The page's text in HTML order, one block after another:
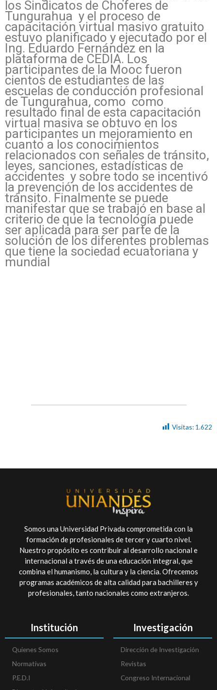
los Sindicatos de Choferes de
Tungurahua y el proceso de
capacitación virtual masivo gratuito
estuvo planificado y ejecutado por el
Ing. Eduardo Fernández en la
plataforma de CEDIA. Los
participantes de la Mooc fueron
cientos de estudiantes de las
escuelas de conducción profesional
de Tungurahua, como como
resultado final de esta capacitación
virtual masiva se obtuvo en los
participantes un mejoramiento en
cuanto a los conocimientos
relacionados con señales de tránsito,
leyes, sanciones, estadísticas de
accidentes y sobre todo se incentivó
la prevención de los accidentes de
tránsito. Finalmente se puede
manifestar que se trabajó en base al
criterio de que la tecnología puede
ser aplicada para ser parte de la
solución de los diferentes problemas
que tiene la sociedad ecuatoriana y
mundial
Visitas: 1.622
Somos una Universidad Privada comprometida con la
formación de profesionales de tercer y cuarto nivel.
Nuestro propósito es contribuir al desarrollo nacional e
internacional a través de una educación integral, que
combina el humanismo, la cultura y la ciencia. Ofrecemos
programas académicos de alta calidad para bachilleres y
profesionales, tanto nacionales como extranjeros.
Institución
Quienes Somos
Normativas
P.E.D.I
Investigación
Dirección de Investigación
Revistas
Congreso Internacional